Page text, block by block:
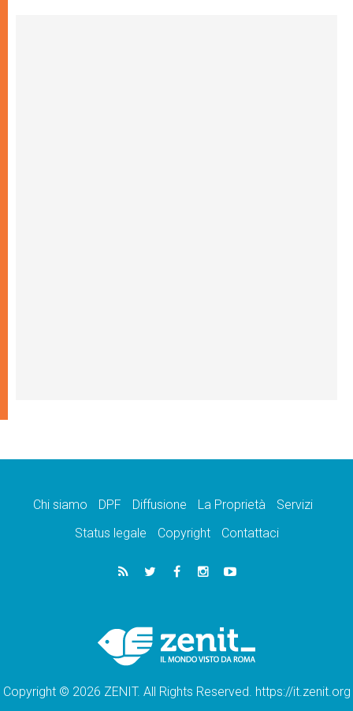
Chi siamo DPF Diffusione La Proprietà
Servizi
Status legale
Copyright Contattaci
Copyright © 2026 ZENIT. All Rights Reserved. https://it.zenit.org